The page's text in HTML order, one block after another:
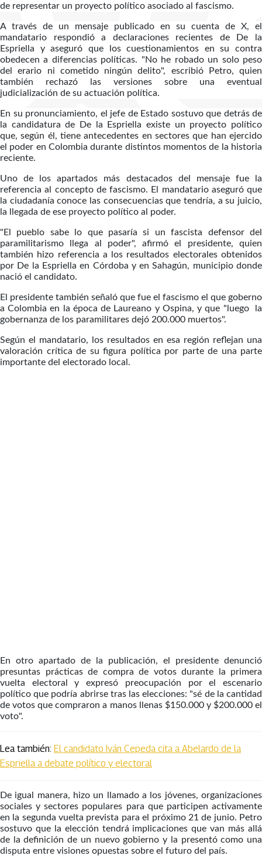
de representar un proyecto político asociado al fascismo.
A través de un mensaje publicado en su cuenta de X, el
mandatario respondió a declaraciones recientes de De la
Espriella y aseguró que los cuestionamientos en su contra
obedecen a diferencias políticas. "No he robado un solo peso
del erario ni cometido ningún delito", escribió Petro, quien
también rechazó las versiones sobre una eventual
judicialización de su actuación política.
En su pronunciamiento, el jefe de Estado sostuvo que detrás de
la candidatura de De la Espriella existe un proyecto político
que, según él, tiene antecedentes en sectores que han ejercido
el poder en Colombia durante distintos momentos de la historia
reciente.
Uno de los apartados más destacados del mensaje fue la
referencia al concepto de fascismo. El mandatario aseguró que
la ciudadanía conoce las consecuencias que tendría, a su juicio,
la llegada de ese proyecto político al poder.
"El pueblo sabe lo que pasaría si un fascista defensor del
paramilitarismo llega al poder", afirmó el presidente, quien
también hizo referencia a los resultados electorales obtenidos
por De la Espriella en Córdoba y en Sahagún, municipio donde
nació el candidato.
El presidente también señaló que fue el fascismo el que goberno
a Colombia en la época de Laureano y Ospina, y que "luego la
gobernanza de los paramilitares dejó 200.000 muertos".
Según el mandatario, los resultados en esa región reflejan una
valoración crítica de su figura política por parte de una parte
importante del electorado local.
En otro apartado de la publicación, el presidente denunció
presuntas prácticas de compra de votos durante la primera
vuelta electoral y expresó preocupación por el escenario
político que podría abrirse tras las elecciones: "sé de la cantidad
de votos que compraron a manos llenas $150.000 y $200.000 el
voto".
Lea también: El candidato Iván Cepeda cita a Abelardo de la
Espriella a debate político y electoral
De igual manera, hizo un llamado a los jóvenes, organizaciones
sociales y sectores populares para que participen activamente
en la segunda vuelta prevista para el próximo 21 de junio. Petro
sostuvo que la elección tendrá implicaciones que van más allá
de la definición de un nuevo gobierno y la presentó como una
disputa entre visiones opuestas sobre el futuro del país.